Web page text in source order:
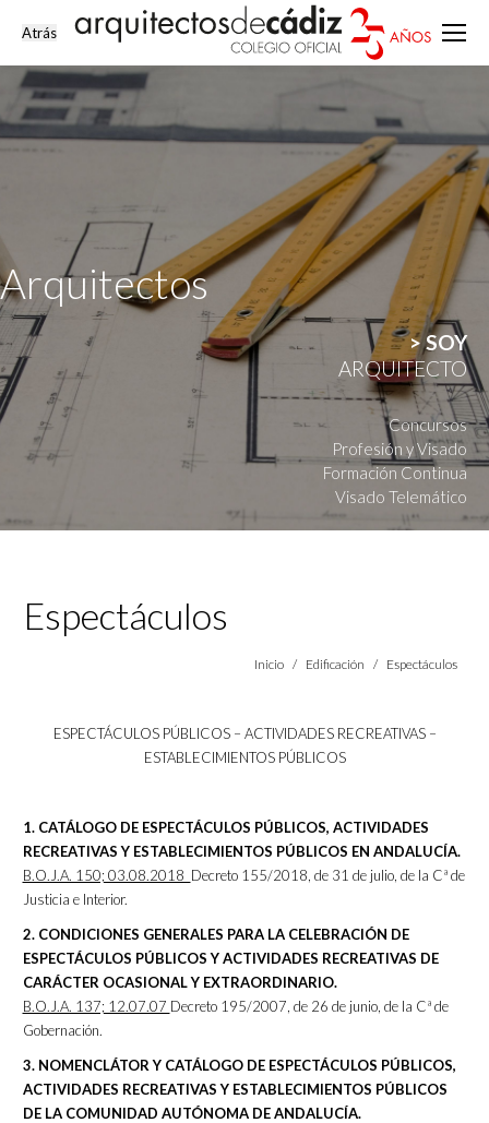
Arquitectos
> SOY
ARQUITECTO
Concursos
Profesión y Visado
Formación Continua
Visado Telemático
Espectáculos
Estás aquí:
Inicio Edificación Espectáculos
ESPECTÁCULOS PÚBLICOS – ACTIVIDADES RECREATIVAS –
ESTABLECIMIENTOS PÚBLICOS
1. CATÁLOGO DE ESPECTÁCULOS PÚBLICOS, ACTIVIDADES
RECREATIVAS Y ESTABLECIMIENTOS PÚBLICOS EN ANDALUCÍA.
B.O.J.A. 150; 03.08.2018 Decreto 155/2018, de 31 de julio, de la Cª de
Justicia e Interior.
2. CONDICIONES GENERALES PARA LA CELEBRACIÓN DE
ESPECTÁCULOS PÚBLICOS Y ACTIVIDADES RECREATIVAS DE
CARÁCTER OCASIONAL Y EXTRAORDINARIO.
B.O.J.A. 137; 12.07.07 Decreto 195/2007, de 26 de junio, de la Cª de
Gobernación.
3. NOMENCLÁTOR Y CATÁLOGO DE ESPECTÁCULOS PÚBLICOS,
ACTIVIDADES RECREATIVAS Y ESTABLECIMIENTOS PÚBLICOS
DE LA COMUNIDAD AUTÓNOMA DE ANDALUCÍA.